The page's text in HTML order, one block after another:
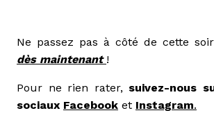
Ne passez pas à côté de cette
dès maintenant !
Pour ne rien rater, suivez-nous
sociaux Facebook et Instagram.